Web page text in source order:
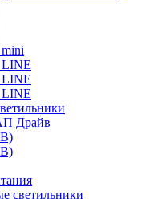
Драйв
светильники